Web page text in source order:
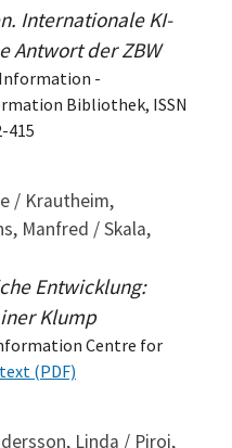
Internationale KI-
Antwort der ZBW
-
Bibliothek, ISSN
415
/ Krautheim,
Manfred / Skala,
Entwicklung:
Klump
Centre for
(PDF)
Linda / Piroi,